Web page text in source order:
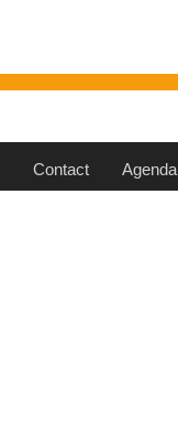
Contact Agenda